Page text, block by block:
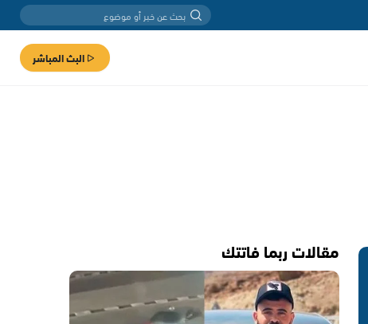
البث المباشر
مقالات ربما فاتتك